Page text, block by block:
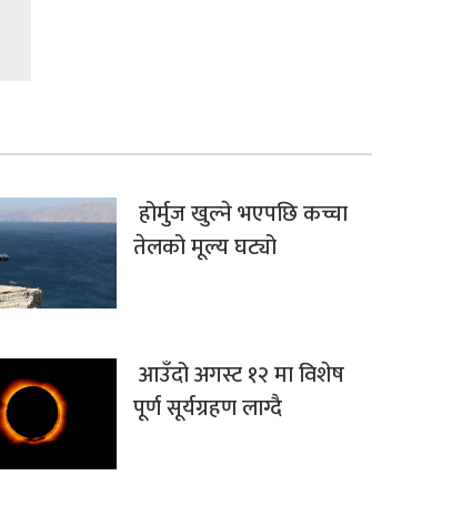
होर्मुज खुल्ने भएपछि कच्चा
तेलको मूल्य घट्यो
आउँदो अगस्ट १२ मा विशेष
पूर्ण सूर्यग्रहण लाग्दै